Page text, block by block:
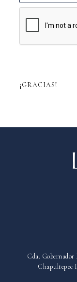
¡GRACIAS!
Cda.
Chapultepec